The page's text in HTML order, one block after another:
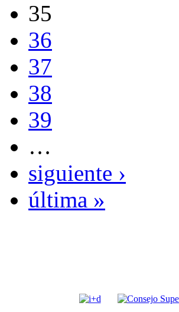
35
36
37
38
39
…
siguiente ›
última »